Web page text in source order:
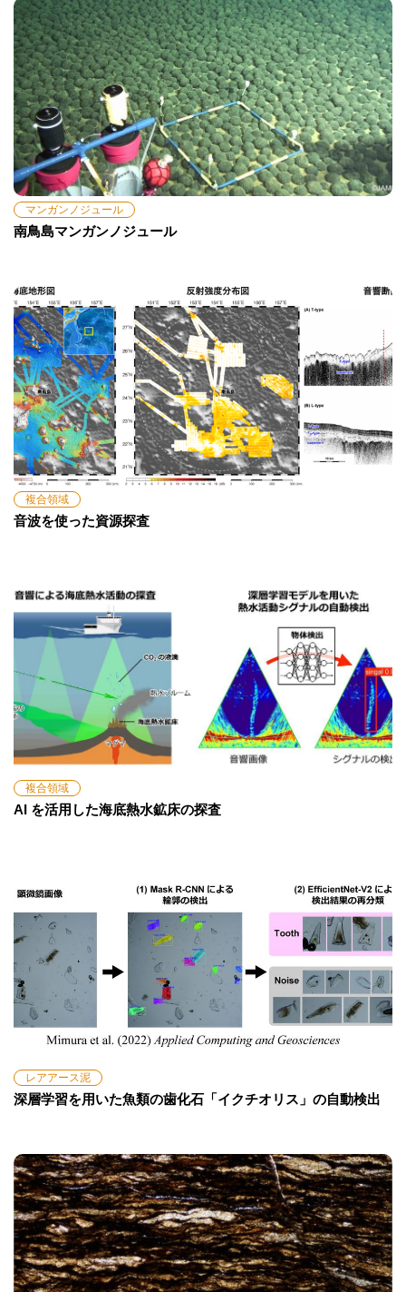
マンガンノジュール
南鳥島マンガンノジュール
複合領域
音波を使った資源探査
複合領域
AI を活用した海底熱水鉱床の探査
レアアース泥
深層学習を用いた魚類の歯化石「イクチオリス」の自動検出